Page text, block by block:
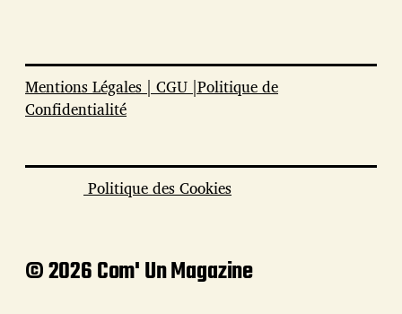
Mentions Légales | CGU |Politique de
Confidentialité
Politique des Cookies
© 2026 Com' Un Magazine